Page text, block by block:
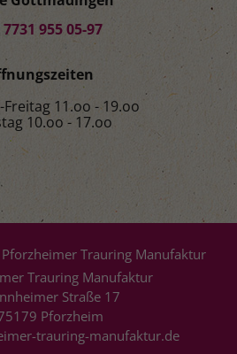
7731 955 05-97
11.oo - 19.oo
10.oo - 17.oo
Trauring Manufaktur
Trauring Manufaktur
Straße 17
Pforzheim
trauring-manufaktur.de